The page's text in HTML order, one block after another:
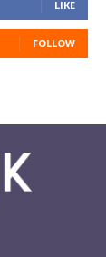
LIKE
FOLLOW